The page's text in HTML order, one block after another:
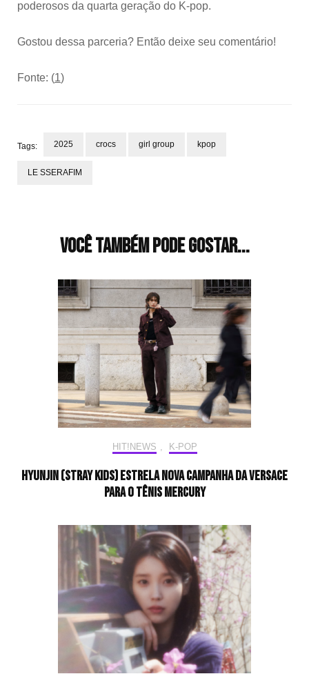
poderosos da quarta geração do K-pop.
Gostou dessa parceria? Então deixe seu comentário!
Fonte: (1)
Tags: 2025 crocs girl group kpop
LE SSERAFIM
Você também pode gostar...
HIT!NEWS , K-POP
Hyunjin (Stray Kids) estrela nova campanha da Versace
para o tênis Mercury